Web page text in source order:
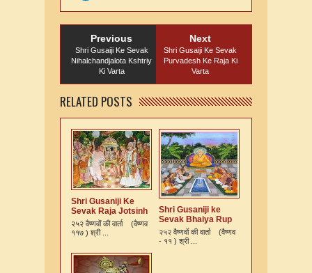
Previous
Shri Gusaiji Ke Sevak
Nihalchandjalota Kshtriy
Ki Varta
Next
Shri Gusaiji Ke Sevak
Purvadesh Ke Raja Ki
Varta
RELATED POSTS
Shri Gusaniji Ke
Sevak Raja Jotsinh
Ki Varta
२५२ वैष्णवों की वार्ता (वैष्णव
११७ ) श्री ...
Shri Gusaniji ke
Sevak Bhaiya Rup
Murari Kshatriya Ki
Varta
२५२ वैष्णवों की वार्ता (वैष्णव
- ११ ) श्री ...